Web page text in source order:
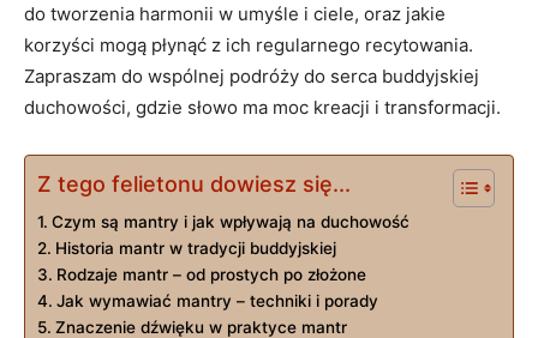
do tworzenia harmonii w umyśle⁣ i ciele, oraz jakie
korzyści mogą płynąć z ich regularnego​ recytowania.
Zapraszam⁤ do wspólnej ​podróży do serca buddyjskiej
duchowości, gdzie słowo ma moc kreacji i transformacji.
Z tego felietonu dowiesz się...
Czym są mantry i⁢ jak wpływają ‍na duchowość
Historia mantr⁢ w tradycji buddyjskiej
Rodzaje mantr – od prostych po złożone
Jak wymawiać mantry – techniki i porady
Znaczenie ⁢dźwięku w praktyce ⁣mantr